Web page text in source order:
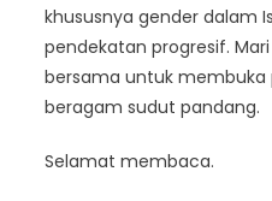
khususnya gender dalam
pendekatan progresif.
bersama untuk membuka
beragam sudut pandang.
Selamat membaca.